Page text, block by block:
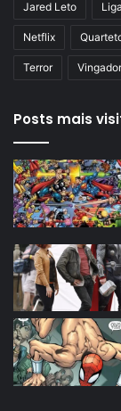
Jared Leto
Netflix
Terror
Posts mais